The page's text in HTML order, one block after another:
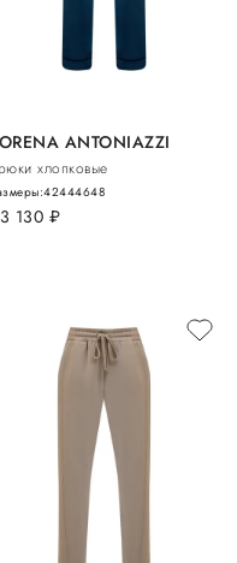
ANTONIAZZI
хлопковые
130 руб.
42444648